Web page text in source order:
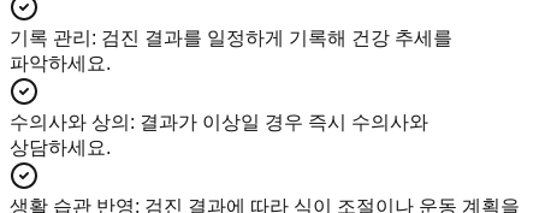
기록 관리 : 검진 결과를 일정하게 기록해 건강 추세를
파악하세요.
수의사와 상의 : 결과가 이상일 경우 즉시 수의사와
상담하세요.
생활 습관 반영: 검진 결과에 따라 식이 조절이나 운동 계획을